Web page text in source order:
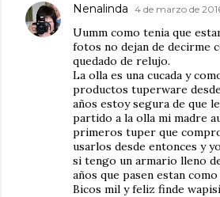
Nenalinda 4 de marzo de
Uumm como tenia que
fotos no dejan de decirme
quedado de relujo.
La olla es una cucada y
productos tuperware
años estoy segura de que
partido a la olla mi madre
primeros tuper que
usarlos desde entonces y
si tengo un armario lleno
años que pasen estan
Bicos mil y feliz finde